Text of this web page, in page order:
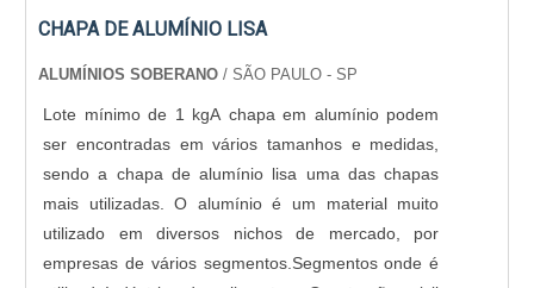
CHAPA DE ALUMÍNIO LISA
ALUMÍNIOS SOBERANO / SÃO PAULO - SP
Lote mínimo de 1 kgA chapa em alumínio podem
ser encontradas em vários tamanhos e medidas,
sendo a chapa de alumínio lisa uma das chapas
mais utilizadas. O alumínio é um material muito
utilizado em diversos nichos de mercado, por
empresas de vários segmentos.Segmentos onde é